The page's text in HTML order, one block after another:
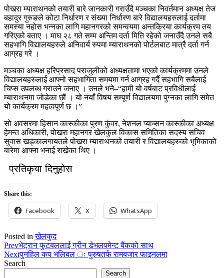
पोखरा म्याराथनको तयारी बारे जानकारी गराउँदै मञ्चका निवर्तमान अध्यक्ष तेज
बहादुर गुरुङले कोटा निर्धारण र संख्या निर्धारण बारे विद्यालयहरुलाई दर्तामा
समस्या नहोस भन्नका लागि महानगरको समन्वयमा अन्तक्रिया कार्यक्रम तय
गरिएको बताए । माघ २८ गते सम्म अन्तिम दर्ता मिति रहेको जनाउँदै उनले सबै
सहभागि विद्यालयहरुले अनिवार्य रुपमा म्याराथनको पोर्टलबाट मात्रै दर्ता गर्न
आग्रह गरे ।
मञ्चका अध्यक्ष हरिप्रसाद पराजुलीको अध्यक्षतामा भएको कार्यक्रममा उनले
विद्यालयहरुलाई आफ्नो सहभागिता समयमा गर्न आग्रह गर्दै सहभागि सबैलाई
चिप्स उपलब्ध गराउने जनाए । उनले भने–“हामी यो वर्षबाट प्रविधीलाई
म्याराथनमा जोडेका छौं । यो नयाँ विषय सम्पूर्ण विद्यालयमा पुग्नका लागि समेत
यो कार्यक्रम महत्वपूर्ण छ ।”
सो अवसरमा हिसान कास्कीका पुरण कुंवर, नेशनल प्याब्सन कास्कीका अध्यक्ष
हेमन्त अधिकारी, पोखरा महानगर खेलकुल विकास समितिका सदस्य सचिव
सुवास खड्कालगायतले पोखरा म्याराथनको तयारी र विद्यालयहरुको भूमिकाको
बारेमा आफ्ना भनाई राखेका थिए ।
प्रतिकृया दिनुहोस
Share this:
Facebook X WhatsApp
Posted inखेलकुद
Prevभेट्रान फुटबललाई ग्रीन डेभलपमेन्ट बैंकको साथ
Nextपुनहिल कप भलिबल ः पुरुषतर्फ रामबजार फाइनलमा
Search
Search